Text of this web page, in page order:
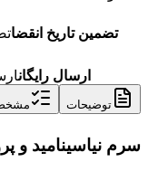
تضمین تاریخ انقضا
ارسال رایگان
توضیحات
سرم نیاسینامید و